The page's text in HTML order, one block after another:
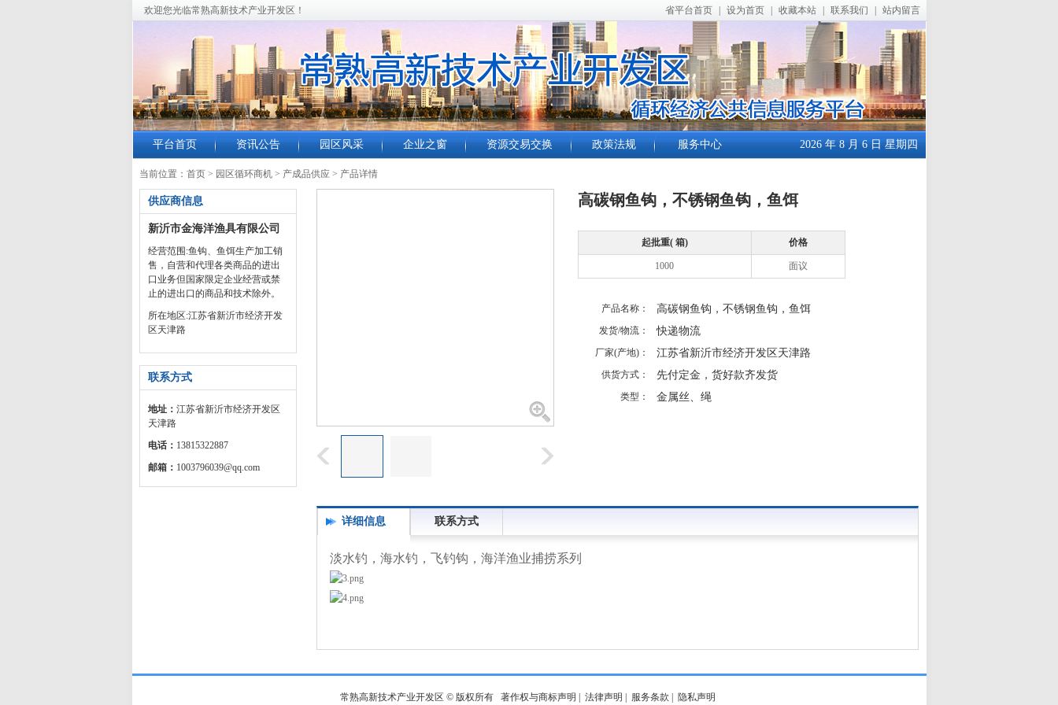
欢迎您光临常熟高新技术产业开发区！ 省平台首页 设为首页 收藏本站 联系我们 站内留言
平台首页 资讯公告 园区风采 企业之窗 资源交易交换 政策法规 服务中心 2026 年 8 月 6 日 星期四
当前位置： 首页> 园区循环商机> 产成品供应> 产品详情
供应商信息
新沂市金海洋渔具有限公司
经营范围:鱼钩、鱼饵生产加工销
售，自营和代理各类商品的进出
口业务但国家限定企业经营或禁
止的进出口的商品和技术除外。
所在地区:江苏省新沂市经济开发
区天津路
联系方式
地址： 江苏省新沂市经济开发区
天津路
电话： 13815322887
邮箱： 1003796039@qq.com
高碳钢鱼钩，不锈钢鱼钩，鱼饵
起批重( 箱) 价格
1000 面议
产品名称： 高碳钢鱼钩，不锈钢鱼钩，鱼饵
发货/物流： 快递物流
厂家(产地)： 江苏省新沂市经济开发区天津路
供货方式： 先付定金，货好款齐发货
类型： 金属丝、绳
详细信息 联系方式
淡水钓，海水钓，飞钓钩，海洋渔业捕捞系列
常熟高新技术产业开发区 © 版权所有 著作权与商标声明 法律声明 服务条款 隐私声明